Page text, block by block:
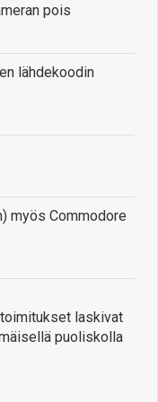
pois
lähdekoodin
myös Commodore
laskivat
puoliskolla